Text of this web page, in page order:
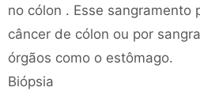
no cólon . Esse sangramento
câncer de cólon ou por
órgãos como o estômago.
Biópsia